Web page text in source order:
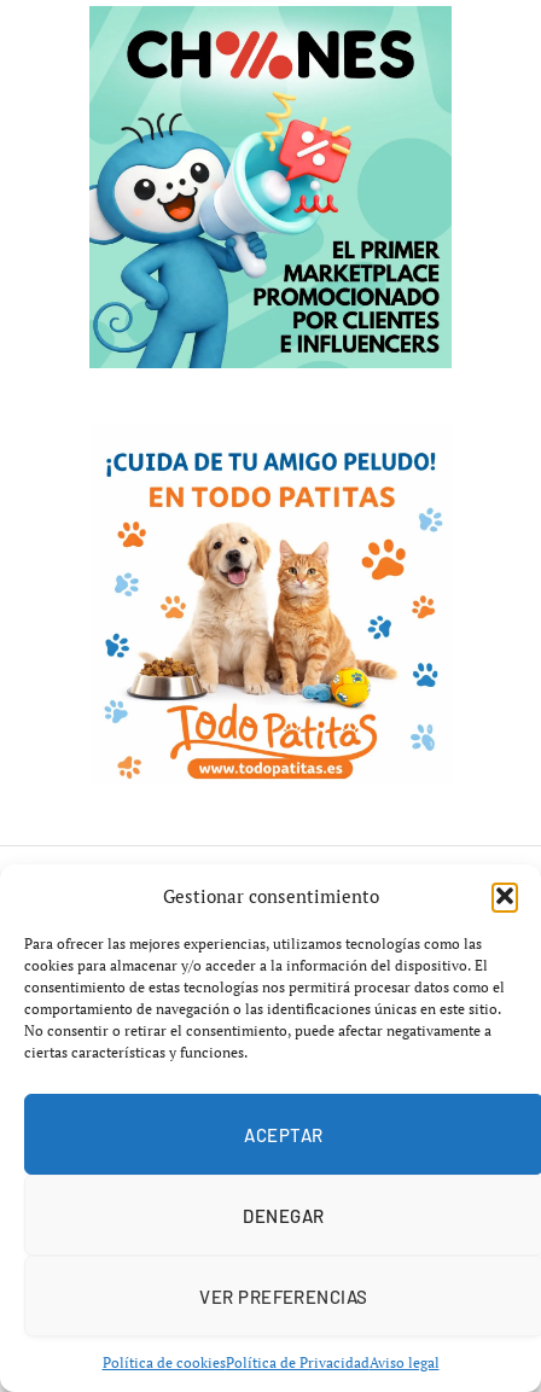
Gestionar consentimiento
Para ofrecer las mejores experiencias, utilizamos tecnologías como las
cookies para almacenar y/o acceder a la información del dispositivo. El
consentimiento de estas tecnologías nos permitirá procesar datos como el
comportamiento de navegación o las identificaciones únicas en este sitio.
No consentir o retirar el consentimiento, puede afectar negativamente a
ciertas características y funciones.
ACEPTAR
DENEGAR
VER PREFERENCIAS
Política de cookiesPolítica de PrivacidadAviso legal
Combate clave: Nery vs Casimero
se traslada a Japón